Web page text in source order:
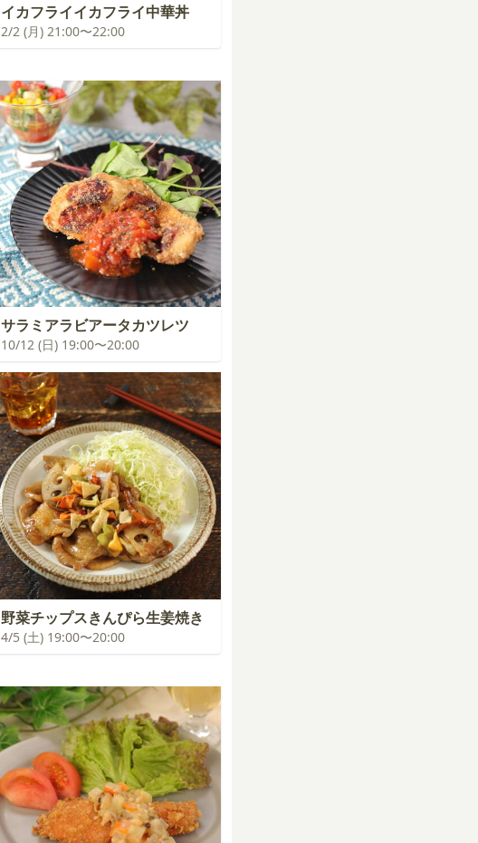
イカフライイカフライ中華丼
2/2 (月) 21:00〜22:00
サラミアラビアータカツレツ
10/12 (日) 19:00〜20:00
野菜チップスきんぴら生姜焼き
4/5 (土) 19:00〜20:00